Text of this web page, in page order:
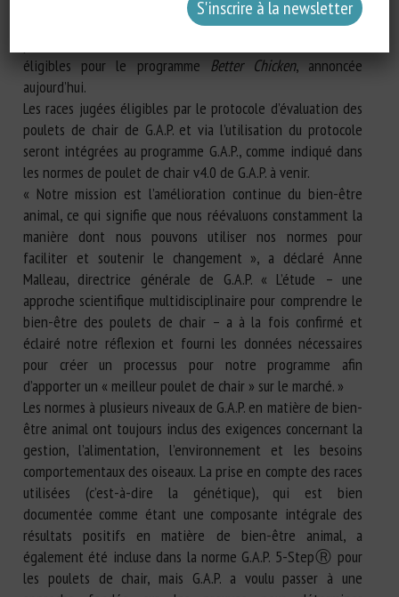
guider le développement du protocole d’évaluation des
éligibles pour le programme Better Chicken, annoncée
aujourd’hui.
Les races jugées éligibles par le protocole d’évaluation des
poulets de chair de G.A.P. et via l’utilisation du protocole
seront intégrées au programme G.A.P., comme indiqué dans
les normes de poulet de chair v4.0 de G.A.P. à venir.
« Notre mission est l’amélioration continue du bien-être
animal, ce qui signifie que nous réévaluons constamment la
manière dont nous pouvons utiliser nos normes pour
faciliter et soutenir le changement », a déclaré Anne
Malleau, directrice générale de G.A.P. « L’étude – une
approche scientifique multidisciplinaire pour comprendre le
bien-être des poulets de chair – a à la fois confirmé et
éclairé notre réflexion et fourni les données nécessaires
pour créer un processus pour notre programme afin
d’apporter un « meilleur poulet de chair » sur le marché. »
Les normes à plusieurs niveaux de G.A.P. en matière de bien-
être animal ont toujours inclus des exigences concernant la
gestion, l’alimentation, l’environnement et les besoins
comportementaux des oiseaux. La prise en compte des races
utilisées (c’est-à-dire la génétique), qui est bien
documentée comme étant une composante intégrale des
résultats positifs en matière de bien-être animal, a
également été incluse dans la norme G.A.P. 5-StepⓇ pour
les poulets de chair, mais G.A.P. a voulu passer à une